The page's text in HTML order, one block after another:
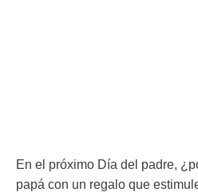
En el próximo Día del padre,
papá con un regalo que